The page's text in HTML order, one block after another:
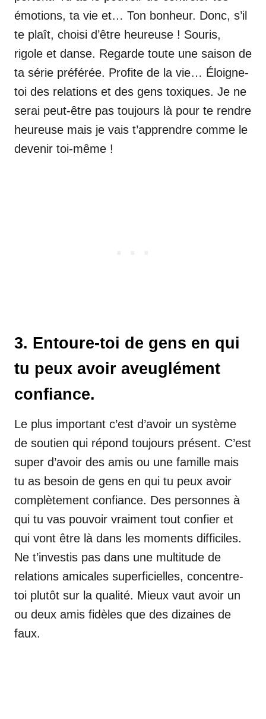
émotions, ta vie et… Ton bonheur. Donc, s’il
te plaît, choisi d’être heureuse ! Souris,
rigole et danse. Regarde toute une saison de
ta série préférée. Profite de la vie… Éloigne-
toi des relations et des gens toxiques. Je ne
serai peut-être pas toujours là pour te rendre
heureuse mais je vais t’apprendre comme le
devenir toi-même !
3. Entoure-toi de gens en qui
tu peux avoir aveuglément
confiance.
Le plus important c’est d’avoir un système
de soutien qui répond toujours présent. C’est
super d’avoir des amis ou une famille mais
tu as besoin de gens en qui tu peux avoir
complètement confiance. Des personnes à
qui tu vas pouvoir vraiment tout confier et
qui vont être là dans les moments difficiles.
Ne t’investis pas dans une multitude de
relations amicales superficielles, concentre-
toi plutôt sur la qualité. Mieux vaut avoir un
ou deux amis fidèles que des dizaines de
faux.